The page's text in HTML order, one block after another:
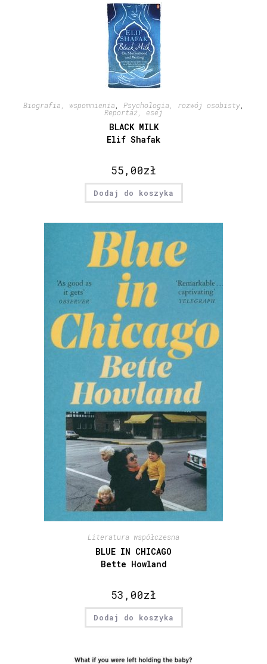
Biografia, wspomnienia Psychologia, rozwój osobisty,
Reportaż, esej
BLACK MILK
Elif Shafak
55,00zł
Dodaj do koszyka
Literatura współczesna
BLUE IN CHICAGO
Bette Howland
53,00zł
Dodaj do koszyka